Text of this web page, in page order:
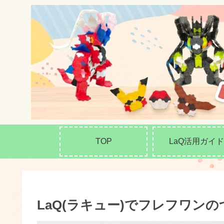
TOP LaQ活用ガイド
LaQ(ラキュー)でフレフワンの